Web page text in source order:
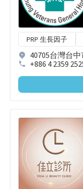
PRP 生長因子
40705台灣台
+886 4 2359